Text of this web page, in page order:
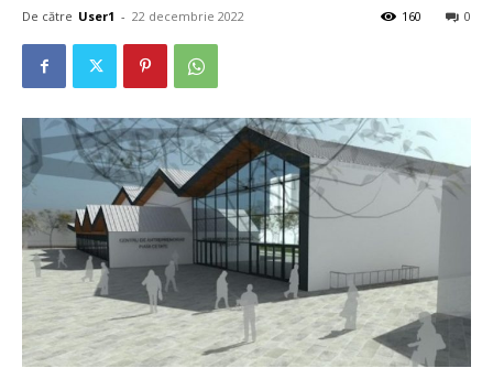
De către User1 - 22 decembrie 2022 0
160